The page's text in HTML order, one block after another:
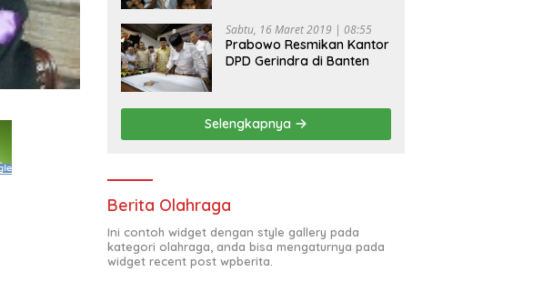
Sabtu, 16 Maret 2019 | 08:55
Prabowo Resmikan Kantor
DPD Gerindra di Banten
Selengkapnya
Berita Olahraga
Ini contoh widget dengan style gallery pada
kategori olahraga, anda bisa mengaturnya pada
widget recent post wpberita.